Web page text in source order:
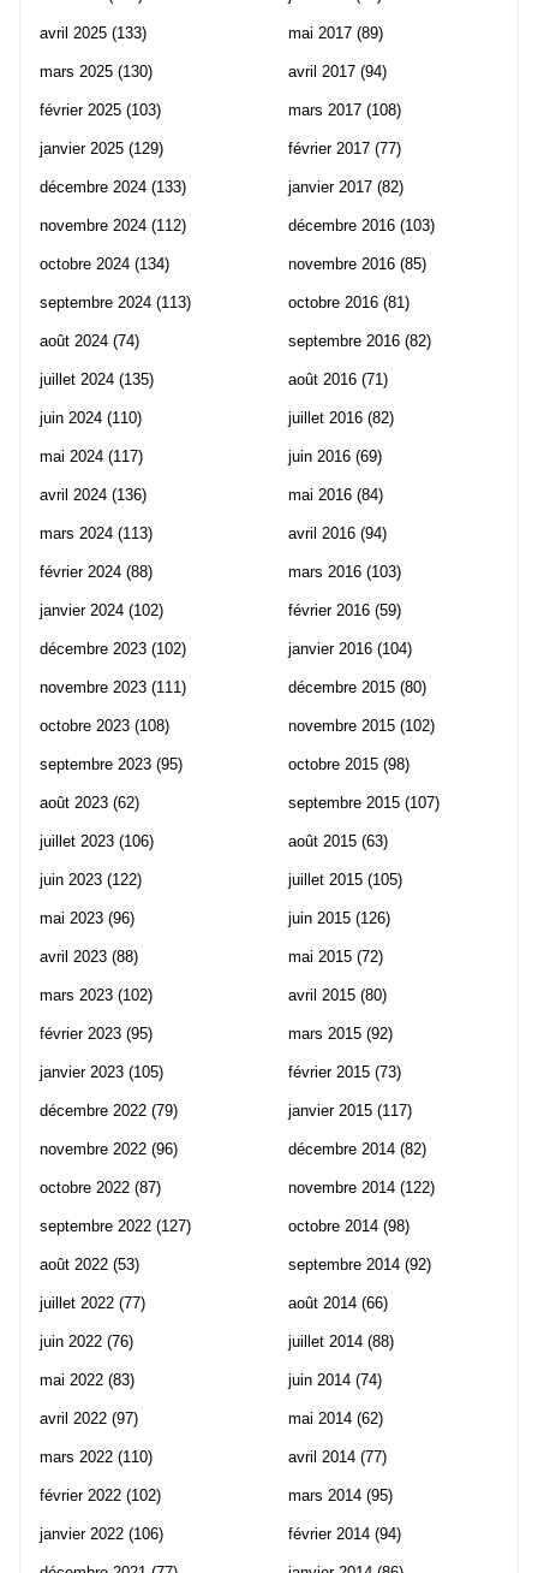
avril 2025 (133)
mars 2025 (130)
février 2025 (103)
janvier 2025 (129)
décembre 2024 (133)
novembre 2024 (112)
octobre 2024 (134)
septembre 2024 (113)
août 2024 (74)
juillet 2024 (135)
juin 2024 (110)
mai 2024 (117)
avril 2024 (136)
mars 2024 (113)
février 2024 (88)
janvier 2024 (102)
décembre 2023 (102)
novembre 2023 (111)
octobre 2023 (108)
septembre 2023 (95)
août 2023 (62)
juillet 2023 (106)
juin 2023 (122)
mai 2023 (96)
avril 2023 (88)
mars 2023 (102)
février 2023 (95)
janvier 2023 (105)
décembre 2022 (79)
novembre 2022 (96)
octobre 2022 (87)
septembre 2022 (127)
août 2022 (53)
juillet 2022 (77)
juin 2022 (76)
mai 2022 (83)
avril 2022 (97)
mars 2022 (110)
février 2022 (102)
janvier 2022 (106)
mai 2017 (89)
avril 2017 (94)
mars 2017 (108)
février 2017 (77)
janvier 2017 (82)
décembre 2016 (103)
novembre 2016 (85)
octobre 2016 (81)
septembre 2016 (82)
août 2016 (71)
juillet 2016 (82)
juin 2016 (69)
mai 2016 (84)
avril 2016 (94)
mars 2016 (103)
février 2016 (59)
janvier 2016 (104)
décembre 2015 (80)
novembre 2015 (102)
octobre 2015 (98)
septembre 2015 (107)
août 2015 (63)
juillet 2015 (105)
juin 2015 (126)
mai 2015 (72)
avril 2015 (80)
mars 2015 (92)
février 2015 (73)
janvier 2015 (117)
décembre 2014 (82)
novembre 2014 (122)
octobre 2014 (98)
septembre 2014 (92)
août 2014 (66)
juillet 2014 (88)
juin 2014 (74)
mai 2014 (62)
avril 2014 (77)
mars 2014 (95)
février 2014 (94)